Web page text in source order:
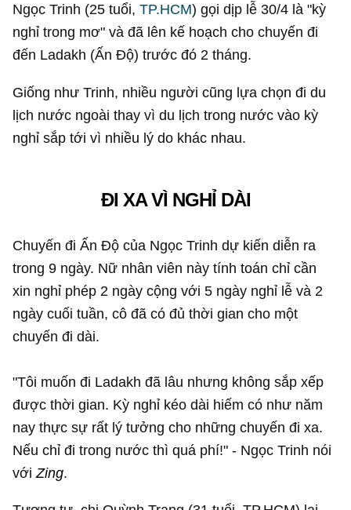
Ngọc Trinh (25 tuổi,TP.HCM) gọi dịp lễ 30/4 là "kỳ
nghỉ trong mơ" và đã lên kế hoạch cho chuyến đi
đến Ladakh (Ấn Độ) trước đó 2 tháng.
Giống như Trinh, nhiều người cũng lựa chọn đi du
lịch nước ngoài thay vì du lịch trong nước vào kỳ
nghỉ sắp tới vì nhiều lý do khác nhau.
ĐI XA VÌ NGHỈ DÀI
Chuyến đi Ấn Độ của Ngọc Trinh dự kiến diễn ra
trong 9 ngày. Nữ nhân viên này tính toán chỉ cần
xin nghỉ phép 2 ngày cộng với 5 ngày nghỉ lễ và 2
ngày cuối tuần, cô đã có đủ thời gian cho một
chuyến đi dài.
"Tôi muốn đi Ladakh đã lâu nhưng không sắp xếp
được thời gian. Kỳ nghỉ kéo dài hiếm có như năm
nay thực sự rất lý tưởng cho những chuyến đi xa.
Nếu chỉ đi trong nước thì quá phí!" - Ngọc Trinh nói
vớiZing.